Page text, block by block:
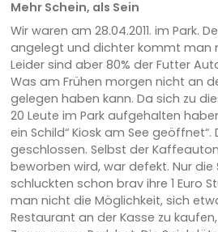
Mehr Schein, als Sein
Wir waren am 28.04.2011. im Park.
angelegt und dichter kommt man
Leider sind aber 80% der Futter
Was am Frühen morgen nicht an
gelegen haben kann. Da sich zu
20 Leute im Park aufgehalten
ein Schild“ Kiosk am See geöffnet“.
geschlossen. Selbst der
beworben wird, war defekt. Nur die
schluckten schon brav ihre 1 Euro
man nicht die Möglichkeit, sich
Restaurant an der Kasse zu